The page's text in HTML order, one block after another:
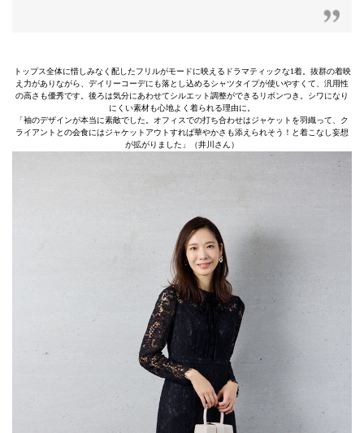
トップス全体に惜しみなく配したフリルがモードに映えるドラマティックな1着。抜群の着映
え力がありながら、デイリーコーデにも落とし込めるシャツタイプが使いやすくて、汎用性
の高さも優秀です。後ろは気分にあわせてシルエット調整ができるリボンつき。シワになり
にくい素材も心地よく着られる理由に。
「袖のデザインが本当に素敵でした。オフィスでの打ち合わせはジャケットを羽織って、ク
ライアントとの会食にはジャケットアウトすれば華やかさも添えられそう！と着こなし妄想
が拡がりました」（井川さん）